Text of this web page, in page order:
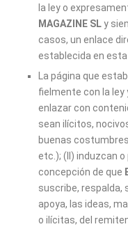
la ley o
MAGAZINE SLy
casos, un enlace
establecida en esta
La página que
fielmente con la ley
enlazar con
sean ilícitos,
buenas
etc.); (II) induzcan
concepción de que
suscribe, respalda,
apoya, las ideas,
o ilícitas, del